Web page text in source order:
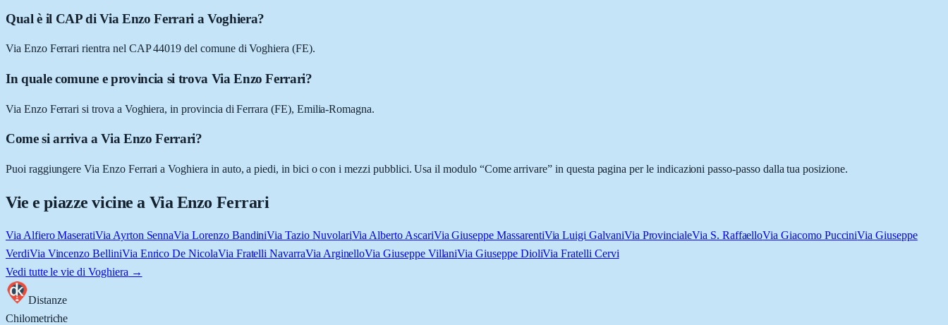
Qual è il CAP di Via Enzo Ferrari a Voghiera?
Via Enzo Ferrari rientra nel CAP 44019 del comune di Voghiera (FE).
In quale comune e provincia si trova Via Enzo Ferrari?
Via Enzo Ferrari si trova a Voghiera, in provincia di Ferrara (FE), Emilia-Romagna.
Come si arriva a Via Enzo Ferrari?
Puoi raggiungere Via Enzo Ferrari a Voghiera in auto, a piedi, in bici o con i mezzi pubblici. Usa il modulo “Come arrivare” in questa pagina per le indicazioni passo-passo dalla tua posizione.
Vie e piazze vicine a Via Enzo Ferrari
Via Alfiero MaseratiVia Ayrton SennaVia Lorenzo BandiniVia Tazio NuvolariVia Alberto AscariVia Giuseppe MassarentiVia Luigi GalvaniVia ProvincialeVia S. RaffaelloVia Giacomo PucciniVia Giuseppe
VerdiVia Vincenzo BelliniVia Enrico De NicolaVia Fratelli NavarraVia ArginelloVia Giuseppe VillaniVia Giuseppe DioliVia Fratelli Cervi
Vedi tutte le vie di Voghiera →
Distanze
Chilometriche